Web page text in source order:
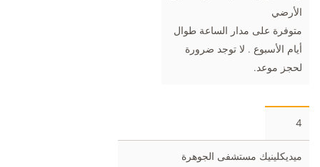
الأرضي
متوفرة على مدار الساعة طوال
أيام الأسبوع . لا توجد ضرورة
لحجز موعد.
4
ميديكلينيك مستشفى الجوهرة